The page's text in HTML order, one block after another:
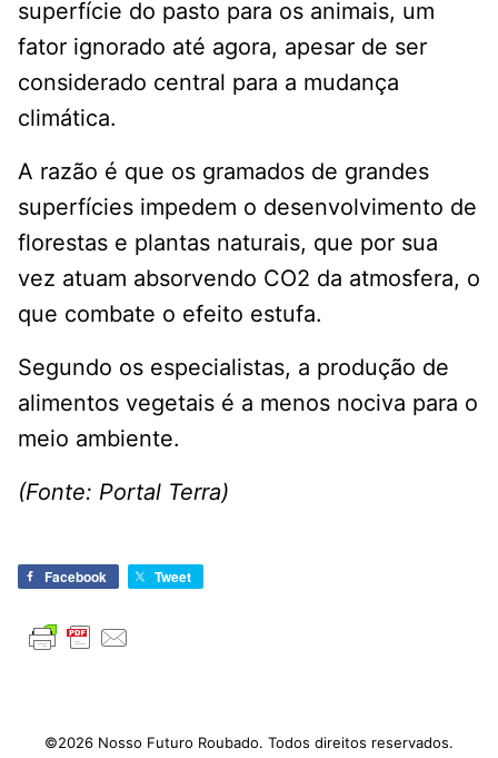
superfície do pasto para os animais, um
fator ignorado até agora, apesar de ser
considerado central para a mudança
climática.
A razão é que os gramados de grandes
superfícies impedem o desenvolvimento de
florestas e plantas naturais, que por sua
vez atuam absorvendo CO2 da atmosfera, o
que combate o efeito estufa.
Segundo os especialistas, a produção de
alimentos vegetais é a menos nociva para o
meio ambiente.
(Fonte: Portal Terra)
Facebook Tweet
©2026 Nosso Futuro Roubado. Todos direitos reservados.